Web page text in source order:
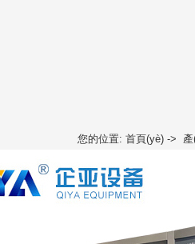
您的位置: 首頁(yè) ->